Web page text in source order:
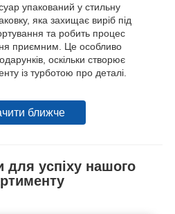
упакований у стильну
яка захищає виріб під
та робить процес
приємним. Це особливо
оскільки створює
із турботою про деталі.
ближче
для успіху нашого